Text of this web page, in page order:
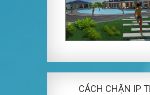
CÁCH CHẶN IP